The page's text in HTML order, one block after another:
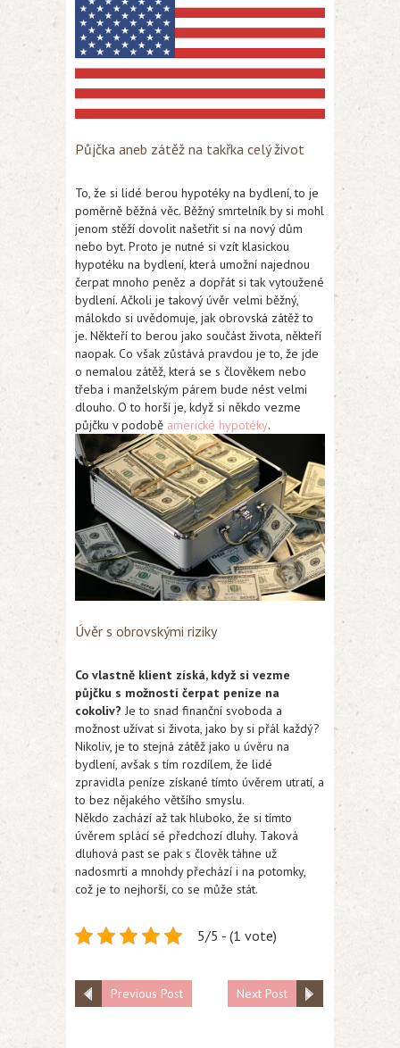
Půjčka aneb zátěž na takřka celý život
To, že si lidé berou hypotéky na bydlení, to je
poměrně běžná věc. Běžný smrtelník by si mohl
jenom stěží dovolit našetřit si na nový dům
nebo byt. Proto je nutné si vzít klasickou
hypotéku na bydlení, která umožní najednou
čerpat mnoho peněz a dopřát si tak vytoužené
bydlení. Ačkoli je takový úvěr velmi běžný,
málokdo si uvědomuje, jak obrovská zátěž to
je. Někteří to berou jako součást života, někteří
naopak. Co však zůstává pravdou je to, že jde
o nemalou zátěž, která se s člověkem nebo
třeba i manželským párem bude nést velmi
dlouho. O to horší je, když si někdo vezme
půjčku v podobě americké hypotéky.
Úvěr s obrovskými riziky
Co vlastně klient získá, když si vezme
půjčku s možností čerpat peníze na
cokoliv? Je to snad finanční svoboda a
možnost užívat si života, jako by si přál každý?
Nikoliv, je to stejná zátěž jako u úvěru na
bydlení, avšak s tím rozdílem, že lidé
zpravidla peníze získané tímto úvěrem utratí, a
to bez nějakého většího smyslu.
Někdo zachází až tak hluboko, že si tímto
úvěrem splácí sé předchozí dluhy. Taková
dluhová past se pak s člověk táhne už
nadosmrti a mnohdy přechází i na potomky,
což je to nejhorší, co se může stát.
5/5 - (1 vote)
Previous Post Next Post